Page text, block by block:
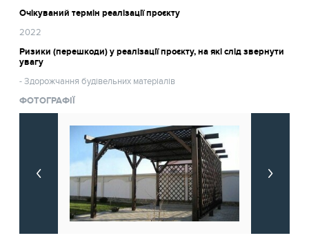
Очікуваний термін реалізації проєкту
2022
Ризики (перешкоди) у реалізації проєкту, на які слід звернути
увагу
- Здорожчання будівельних матеріалів
ФОТОГРАФІЇ